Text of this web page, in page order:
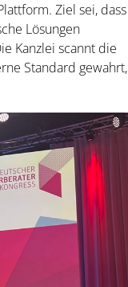
Ziel sei, dass
Lösungen
Kanzlei scannt die
Standard gewahrt,